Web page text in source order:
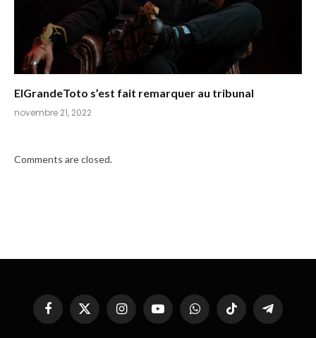
ElGrandeToto s’est fait remarquer au tribunal
novembre 21, 2022
Comments are closed.
FacebookX
(Twitter)
InstagramYouTubeWhatsAppTikTok Telegram